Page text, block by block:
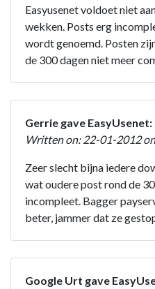
Easyusenet voldoet niet
wekken. Posts erg
wordt genoemd. Posten
de 300 dagen niet meer
Gerrie gave EasyUsenet:
Written on: 22-01-2012
Zeer slecht bijna iedere
wat oudere post rond de
incompleet. Bagger
beter, jammer dat ze
Google Urt gave